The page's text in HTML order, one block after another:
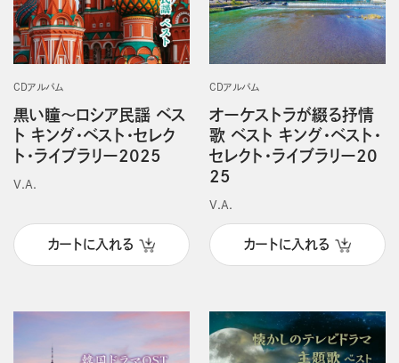
CDアルバム
黒い瞳～ロシア民謡 ベス
ト キング・ベスト・セレク
ト・ライブラリー2025
V.A.
カートに入れる
CDアルバム
オーケストラが綴る抒情
歌 ベスト キング・ベスト・
セレクト・ライブラリー20
25
V.A.
カートに入れる